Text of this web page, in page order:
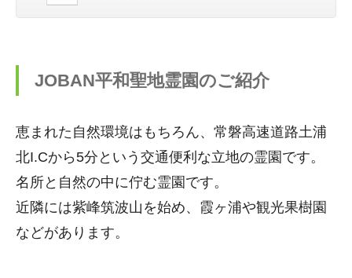
JOBAN平和聖地霊園のご紹介
恵まれた自然環境はもちろん、常磐高速道路土浦
北I.Cから5分という交通便利な立地の霊園です。
名所と自然の中に佇む霊園です。
近隣には紫峰筑波山を始め、霞ヶ浦や観光果樹園
などがあります。